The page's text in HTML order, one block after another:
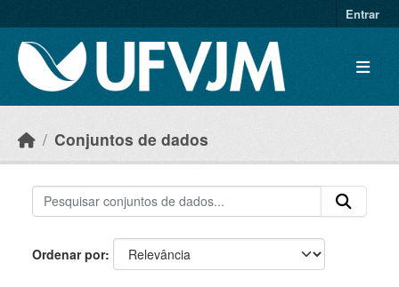
Entrar
Conjuntos de dados
Ordenar por